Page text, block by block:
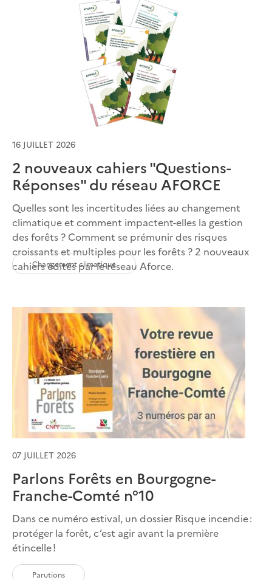
16 JUILLET 2026
2 nouveaux cahiers "Questions-
Réponses" du réseau AFORCE
Quelles sont les incertitudes liées au changement
climatique et comment impactent-elles la gestion
des forêts ? Comment se prémunir des risques
croissants et multiples pour les forêts ? 2 nouveaux
cahiers édités par le réseau Aforce.
Changement climatique
07 JUILLET 2026
Parlons Forêts en Bourgogne-
Franche-Comté n°10
Dans ce numéro estival, un dossier Risque incendie :
protéger la forêt, c’est agir avant la première
étincelle !
Parutions